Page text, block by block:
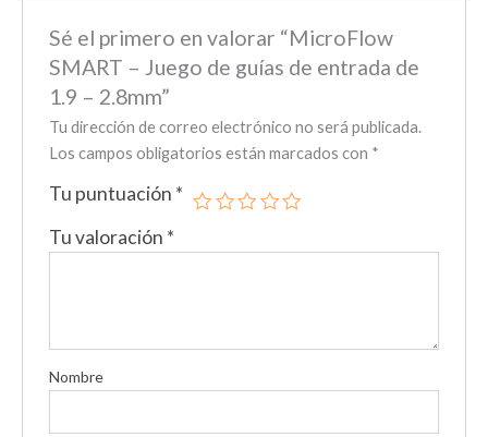
Sé el primero en valorar “MicroFlow
SMART – Juego de guías de entrada de
1.9 – 2.8mm”
Tu dirección de correo electrónico no será publicada.
Los campos obligatorios están marcados con *
Tu puntuación *
Tu valoración *
Nombre